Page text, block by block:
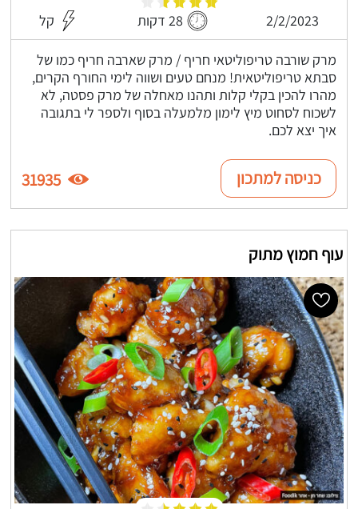
2/2/2023 28 דקות קל
מרק שורבה טריפוליטאי חריף / מרק שארבה חריף כמו של
סבתא טריפוליטאית! מנחם טעים ושווה לימי החורף הקרים,
מהרו להכין בקלי קלות ותהנו מאחלה של מרק פסטה, לא
לשכוח לסחוט מיץ לימון מלמעלה בסוף ולספר לי בתגובה
איך יצא לכם.
כניסה למתכון 31935
עוף חמוץ מתוק